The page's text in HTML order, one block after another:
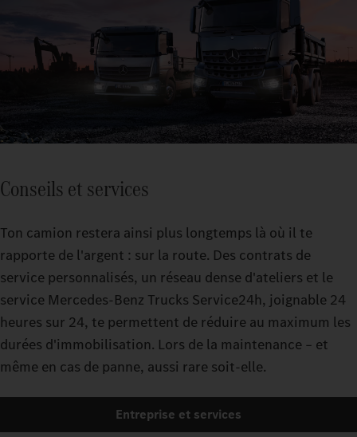
Conseils et services
Ton camion restera ainsi plus longtemps là où il te
rapporte de l'argent : sur la route. Des contrats de
service personnalisés, un réseau dense d'ateliers et le
service Mercedes-Benz Trucks Service24h, joignable 24
heures sur 24, te permettent de réduire au maximum les
durées d'immobilisation. Lors de la maintenance – et
même en cas de panne, aussi rare soit-elle.
Entreprise et services